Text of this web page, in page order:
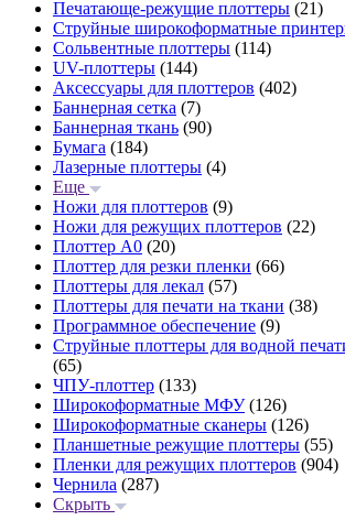
Печатающе-режущие плоттеры (21)
Струйные широкоформатные
Сольвентные плоттеры (114)
UV-плоттеры (144)
Аксессуары для плоттеров (402)
Баннерная сетка (7)
Баннерная ткань (90)
Бумага (184)
Лазерные плоттеры (4)
Еще
Ножи для плоттеров (9)
Ножи для режущих плоттеров (22)
Плоттер А0 (20)
Плоттер для резки пленки (66)
Плоттеры для лекал (57)
Плоттеры для печати на ткани (38)
Программное обеспечение (9)
Струйные плоттеры для водной
(65)
ЧПУ-плоттер (133)
Широкоформатные МФУ(126)
Широкоформатные сканеры (126)
Планшетные режущие плоттеры (55)
Пленки для режущих плоттеров (904)
Чернила (287)
Скрыть